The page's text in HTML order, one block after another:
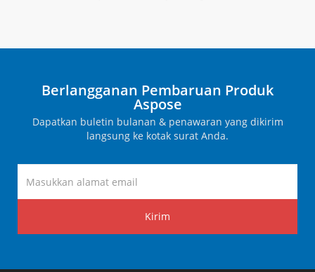
Berlangganan Pembaruan Produk
Aspose
Dapatkan buletin bulanan & penawaran yang dikirim
langsung ke kotak surat Anda.
Kirim